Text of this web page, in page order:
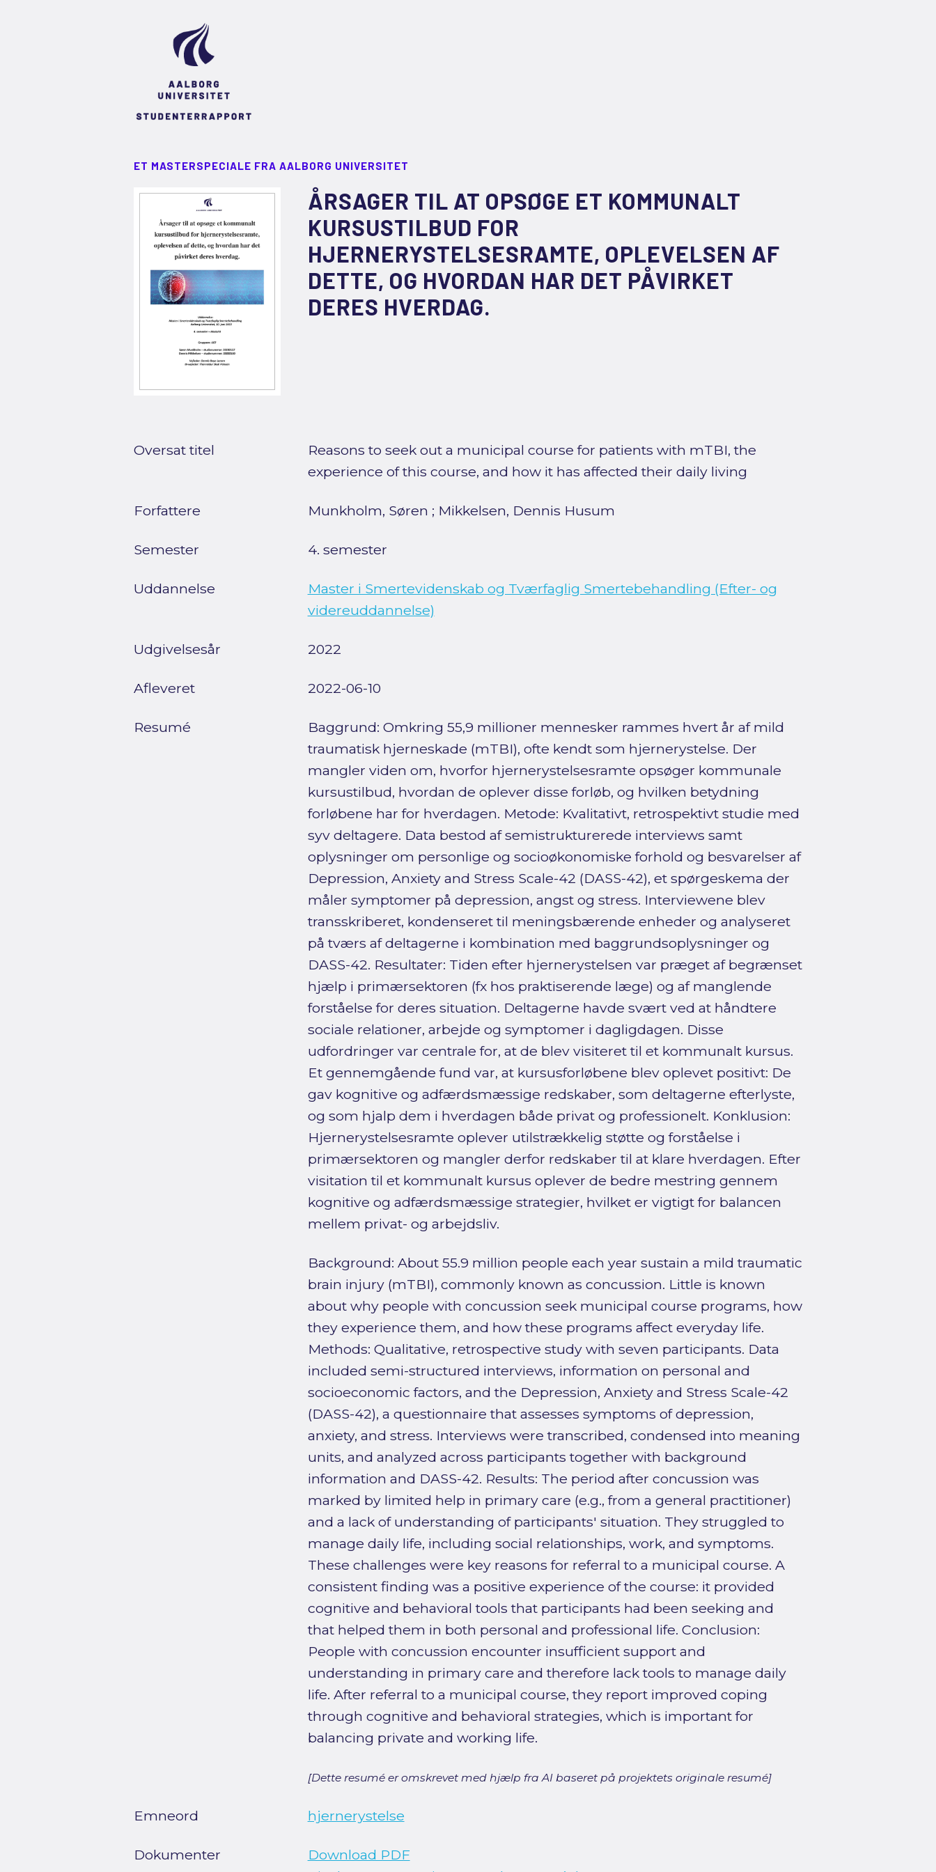
ET MASTERSPECIALE FRA AALBORG UNIVERSITET
ÅRSAGER TIL AT OPSØGE ET KOMMUNALT
KURSUSTILBUD FOR
HJERNERYSTELSESRAMTE, OPLEVELSEN AF
DETTE, OG HVORDAN HAR DET PÅVIRKET
DERES HVERDAG.
Oversat titel
Reasons to seek out a municipal course for patients with mTBI, the
experience of this course, and how it has affected their daily living
Forfattere Munkholm, Søren ; Mikkelsen, Dennis Husum
Semester 4. semester
Uddannelse
Master i Smertevidenskab og Tværfaglig Smertebehandling (Efter- og
videreuddannelse)
Udgivelsesår 2022
Afleveret 2022-06-10
Resumé
Baggrund: Omkring 55,9 millioner mennesker rammes hvert år af mild
traumatisk hjerneskade (mTBI), ofte kendt som hjernerystelse. Der
mangler viden om, hvorfor hjernerystelsesramte opsøger kommunale
kursustilbud, hvordan de oplever disse forløb, og hvilken betydning
forløbene har for hverdagen. Metode: Kvalitativt, retrospektivt studie med
syv deltagere. Data bestod af semistrukturerede interviews samt
oplysninger om personlige og socioøkonomiske forhold og besvarelser af
Depression, Anxiety and Stress Scale-42 (DASS-42), et spørgeskema der
måler symptomer på depression, angst og stress. Interviewene blev
transskriberet, kondenseret til meningsbærende enheder og analyseret
på tværs af deltagerne i kombination med baggrundsoplysninger og
DASS-42. Resultater: Tiden efter hjernerystelsen var præget af begrænset
hjælp i primærsektoren (fx hos praktiserende læge) og af manglende
forståelse for deres situation. Deltagerne havde svært ved at håndtere
sociale relationer, arbejde og symptomer i dagligdagen. Disse
udfordringer var centrale for, at de blev visiteret til et kommunalt kursus.
Et gennemgående fund var, at kursusforløbene blev oplevet positivt: De
gav kognitive og adfærdsmæssige redskaber, som deltagerne efterlyste,
og som hjalp dem i hverdagen både privat og professionelt. Konklusion:
Hjernerystelsesramte oplever utilstrækkelig støtte og forståelse i
primærsektoren og mangler derfor redskaber til at klare hverdagen. Efter
visitation til et kommunalt kursus oplever de bedre mestring gennem
kognitive og adfærdsmæssige strategier, hvilket er vigtigt for balancen
mellem privat- og arbejdsliv.
Background: About 55.9 million people each year sustain a mild traumatic
brain injury (mTBI), commonly known as concussion. Little is known
about why people with concussion seek municipal course programs, how
they experience them, and how these programs affect everyday life.
Methods: Qualitative, retrospective study with seven participants. Data
included semi-structured interviews, information on personal and
socioeconomic factors, and the Depression, Anxiety and Stress Scale-42
(DASS-42), a questionnaire that assesses symptoms of depression,
anxiety, and stress. Interviews were transcribed, condensed into meaning
units, and analyzed across participants together with background
information and DASS-42. Results: The period after concussion was
marked by limited help in primary care (e.g., from a general practitioner)
and a lack of understanding of participants' situation. They struggled to
manage daily life, including social relationships, work, and symptoms.
These challenges were key reasons for referral to a municipal course. A
consistent finding was a positive experience of the course: it provided
cognitive and behavioral tools that participants had been seeking and
that helped them in both personal and professional life. Conclusion:
People with concussion encounter insufficient support and
understanding in primary care and therefore lack tools to manage daily
life. After referral to a municipal course, they report improved coping
through cognitive and behavioral strategies, which is important for
balancing private and working life.
[Dette resumé er omskrevet med hjælp fra AI baseret på projektets originale resumé]
Emneord hjernerystelse
Dokumenter
Download PDF